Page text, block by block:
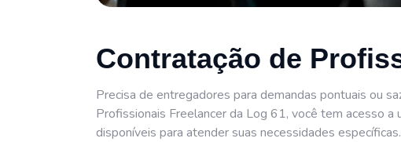
Contratação de
Precisa de entregadores para demandas pontuais ou
Profissionais Freelancer da Log 61, você tem acesso
disponíveis para atender suas necessidades específicas.